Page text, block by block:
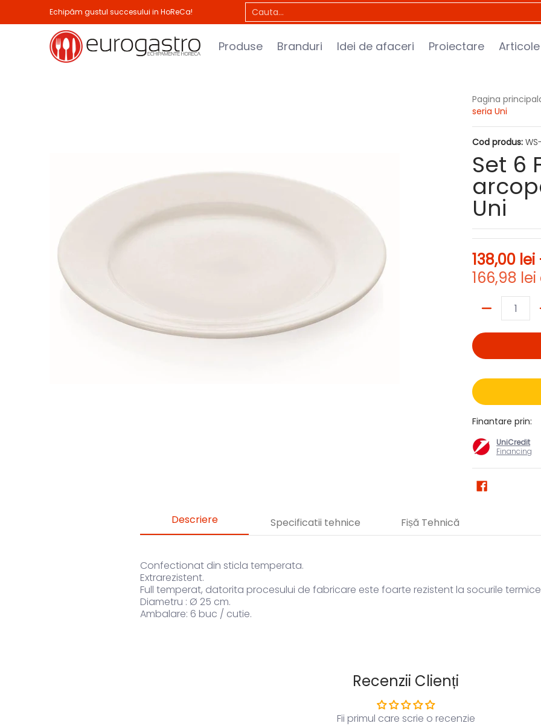
Sari la Continutul Principal
Produse Branduri Idei de afaceri Proiectare Articole utile Contact
Echipăm gustul succesului in HoReCa! Cauta...
Produse Branduri Idei de afaceri Proiectare
Pagina
seria Uni
Cod produs:
Set 6
Uni
138,00 lei
166,98 lei
Finantare prin:
UniCredit
Financing
Descriere Specificatii tehnice Fișă Tehnică
Confectionat din sticla temperata.
Extrarezistent.
Full temperat, datorita procesului de fabricare este foarte rezistent la socurile
Diametru : Ø 25 cm.
Ambalare: 6 buc / cutie.
Recenzii Clienți
Fii primul care scrie o recenzie